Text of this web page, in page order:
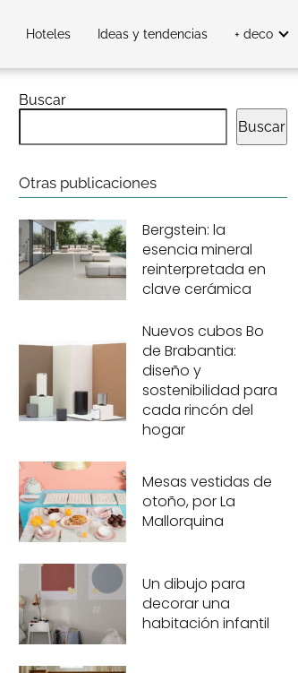
Hoteles Ideas y tendencias + deco
Buscar
Buscar
Otras publicaciones
Bergstein: la
esencia mineral
reinterpretada en
clave cerámica
Nuevos cubos Bo
de Brabantia:
diseño y
sostenibilidad para
cada rincón del
hogar
Mesas vestidas de
otoño, por La
Mallorquina
Un dibujo para
decorar una
habitación infantil